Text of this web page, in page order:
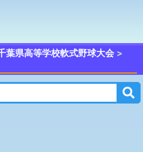
葉県高等学校軟式野球大会